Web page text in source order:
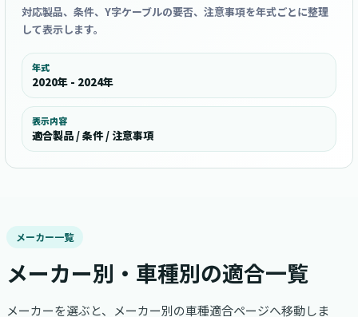
対応製品、条件、Y字ケーブルの要否、注意事項を年式ごとに整理
して表示します。
年式
2020年 - 2024年
表示内容
適合製品 / 条件 / 注意事項
メーカー一覧
メーカー別・車種別の適合一覧
メーカーを選ぶと、メーカー別の車種適合ページへ移動しま